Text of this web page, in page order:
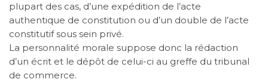
plupart des cas, d’une expédition de l’acte
authentique de constitution ou d’un double de l’acte
constitutif sous sein privé.
La personnalité morale suppose donc la rédaction
d’un écrit et le dépôt de celui-ci au greffe du tribunal
de commerce.